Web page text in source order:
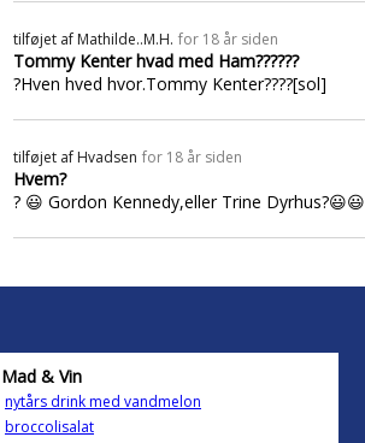
tilføjet af Mathilde..M.H. for 18 år siden
Tommy Kenter hvad med Ham??????
?Hven hved hvor.Tommy Kenter????[sol]
tilføjet af Hvadsen for 18 år siden
Hvem?
? 😃 Gordon Kennedy,eller Trine Dyrhus?😃😃
Mad & Vin
nytårs drink med vandmelon
broccolisalat